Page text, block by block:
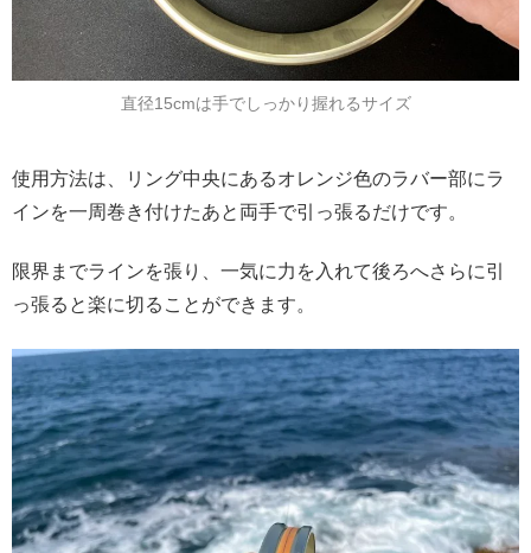
直径15cmは手でしっかり握れるサイズ
使用方法は、リング中央にあるオレンジ色のラバー部にラ
インを一周巻き付けたあと両手で引っ張るだけです。
限界までラインを張り、一気に力を入れて後ろへさらに引
っ張ると楽に切ることができます。